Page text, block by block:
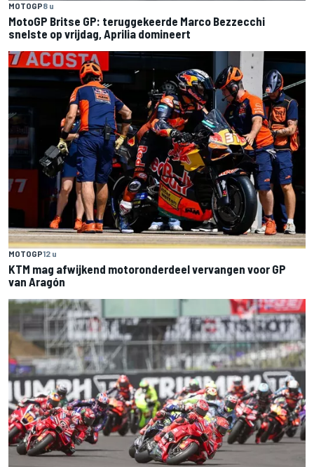
MOTOGP8 u
MotoGP Britse GP: teruggekeerde Marco Bezzecchi
snelste op vrijdag, Aprilia domineert
MOTOGP12 u
KTM mag afwijkend motoronderdeel vervangen voor GP
van Aragón